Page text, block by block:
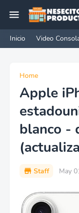
Inicio Video
Home
Apple
blanco -
Staff May